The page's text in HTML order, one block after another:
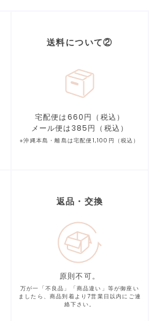
送料について②
宅配便は660円（税込）
メール便は385円（税込）
※沖縄本島・離島は宅配便1,100円（税込）
返品・交換
原則不可。
万が一「不良品」「商品違い」等が御座い
ましたら、商品到着より7営業日以内にご連
絡下さい。